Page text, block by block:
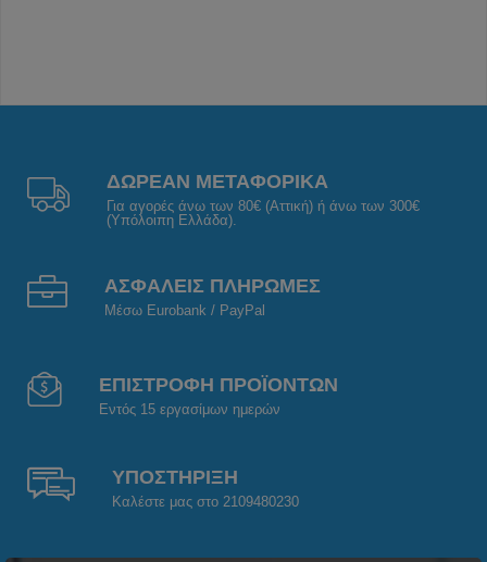
ΔΩΡΕΑΝ ΜΕΤΑΦΟΡΙΚΑ
Για αγορές άνω των 80€ (Αττική) ή άνω των 300€
(Υπόλοιπη Ελλάδα).
ΑΣΦΑΛΕΙΣ ΠΛΗΡΩΜΕΣ
Μέσω Eurobank / PayPal
ΕΠΙΣΤΡΟΦΗ ΠΡΟΪΟΝΤΩΝ
Εντός 15 εργασίμων ημερών
ΥΠΟΣΤΗΡΙΞΗ
Καλέστε μας στο 2109480230